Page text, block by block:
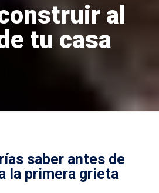
al
tu casa
saber antes de
la primera grieta